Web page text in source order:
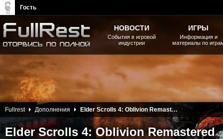
Elder Scrolls 4: Oblivion Remastered
Fullrest Дополнения Elder Scrolls 4: Oblivion Remastered
Bethesda Softworks - статьи,
новости, дополнения
НОВОСТИ
События в игровой
индустрии
ИГРЫ
Информация и
материалы по
Гость